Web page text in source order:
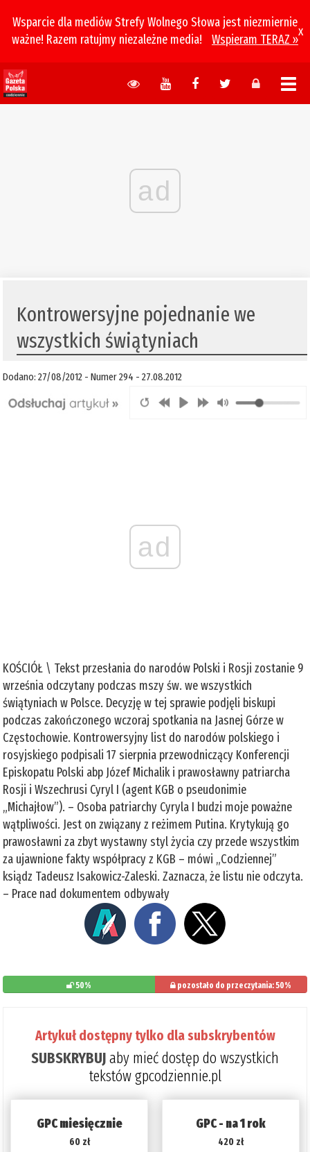
Wsparcie dla mediów Strefy Wolnego Słowa jest niezmiernie
ważne! Razem ratujmy niezależne media!
Wspieram TERAZ »
x
ad
Kontrowersyjne pojednanie we
wszystkich świątyniach
Dodano: 27/08/2012 - Numer 294 - 27.08.2012
ad
KOŚCIÓŁ \ Tekst przesłania do narodów Polski i Rosji zostanie 9
września odczytany podczas mszy św. we wszystkich
świątyniach w Polsce. Decyzję w tej sprawie podjęli biskupi
podczas zakończonego wczoraj spotkania na Jasnej Górze w
Częstochowie. Kontrowersyjny list do narodów polskiego i
rosyjskiego podpisali 17 sierpnia przewodniczący Konferencji
Episkopatu Polski abp Józef Michalik i prawosławny patriarcha
Rosji i Wszechrusi Cyryl I (agent KGB o pseudonimie
„Michajłow”). – Osoba patriarchy Cyryla I budzi moje poważne
wątpliwości. Jest on związany z reżimem Putina. Krytykują go
prawosławni za zbyt wystawny styl życia czy przede wszystkim
za ujawnione fakty współpracy z KGB – mówi „Codziennej”
ksiądz Tadeusz Isakowicz-Zaleski. Zaznacza, że listu nie odczyta.
– Prace nad dokumentem odbywały
50% pozostało do przeczytania: 50%
Artykuł dostępny tylko dla subskrybentów
SUBSKRYBUJaby mieć dostęp do wszystkich
tekstów gpcodziennie.pl
GPC miesięcznie
60 zł
GPC - na 1 rok
420 zł